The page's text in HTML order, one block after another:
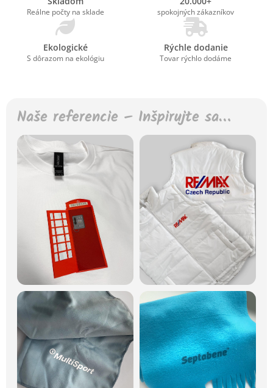
Reálne počty na sklade spokojných zákazníkov
Ekologické
S dôrazom na ekológiu
Rýchle dodanie
Tovar rýchlo dodáme
Naše referencie – Inšpirujte sa…